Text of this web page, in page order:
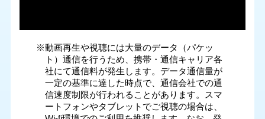
※動画再生や視聴には大量のデータ（パケッ
ト）通信を行うため、携帯・通信キャリア各
社にて通信料が発生します。データ通信量が
一定の基準に達した時点で、通信会社での通
信速度制限が行われることがあります。スマ
ートフォンやタブレットでご視聴の場合は、